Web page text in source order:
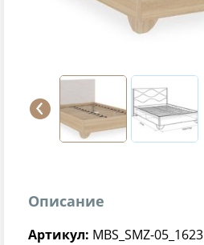
Описание
Артикул: MBS_SMZ-05_1623